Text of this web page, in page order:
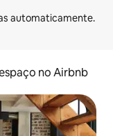
no Airbnb